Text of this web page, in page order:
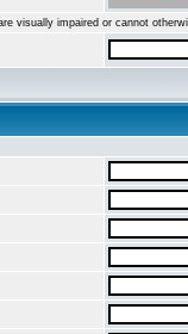
visually impaired or cannot